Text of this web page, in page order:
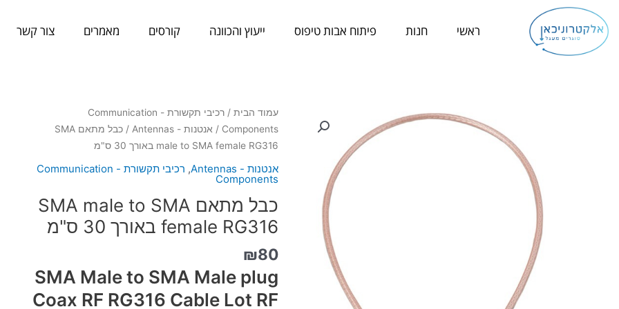
לתוכן
ראשי חנות פיתוח אבות טיפוס ייעוץ והכוונה קורסים מאמרים צור קשר
עמוד הבית/
רכיבי תקשורת - Communication
Components
/ אנטנות - Antennas
/ כבל מתאם SMA
male to SMA female RG316 באורך 30 ס"מ
אנטנות - Antennas , רכיבי תקשורת - Communication
Components
כבל מתאם SMA male to SMA
female RG316 באורך 30 ס"מ
₪80
SMA Male to SMA Male plug
Coax RF RG316 Cable Lot RF
כמות
של
כבל
SMA
to
SMA
RG316
באורך
30